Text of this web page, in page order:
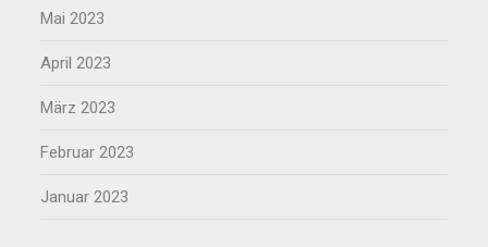
Mai 2023
April 2023
März 2023
Februar 2023
Januar 2023